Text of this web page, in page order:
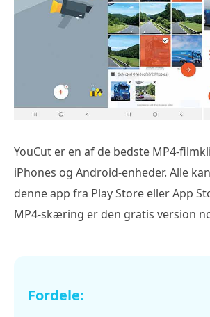
YouCut er en af de bedste MP4-
iPhones og Android-enheder. Alle
denne app fra Play Store eller App
MP4-skæring er den gratis version
Fordele: